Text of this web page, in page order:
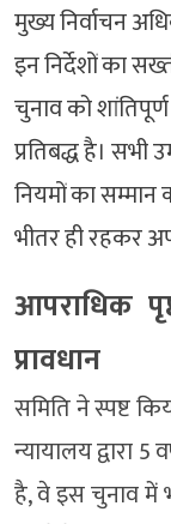
मुख्य निर्वाचन
इन निर्देशों का
चुनाव को
प्रतिबद्ध है। सभी
नियमों का
भीतर ही रहकर
आपराधिक
प्रावधान
समिति ने स्पष्ट
न्यायालय द्वारा
है, वे इस चुनाव में